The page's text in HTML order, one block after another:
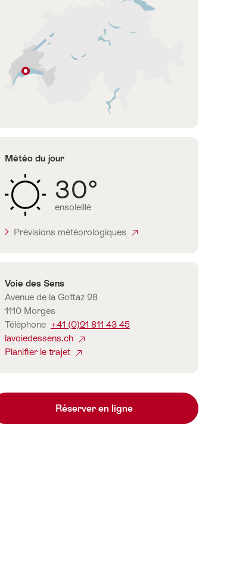
Météo du jour
30°
ensoleillé
Prévisions météorologiques
Contact
Voie des Sens
Avenue de la Gottaz 28
1110 Morges
Téléphone +41 (0)21 811 43 45
lavoiedessens.ch
Planifier le trajet
Réserver en ligne